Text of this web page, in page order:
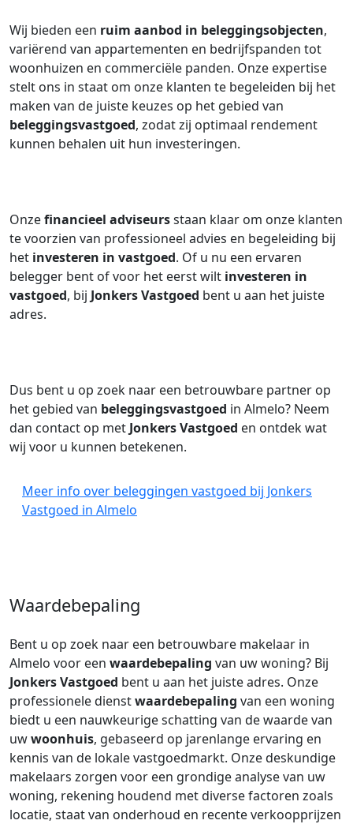
Wij bieden een ruim aanbod in beleggingsobjecten,
variërend van appartementen en bedrijfspanden tot
woonhuizen en commerciële panden. Onze expertise
stelt ons in staat om onze klanten te begeleiden bij het
maken van de juiste keuzes op het gebied van
beleggingsvastgoed, zodat zij optimaal rendement
kunnen behalen uit hun investeringen.
Onzefinancieel adviseursstaan klaar om onze klanten
te voorzien van professioneel advies en begeleiding bij
het investeren in vastgoed. Of u nu een ervaren
belegger bent of voor het eerst wilt investeren in
vastgoed, bij Jonkers Vastgoed bent u aan het juiste
adres.
Dus bent u op zoek naar een betrouwbare partner op
het gebied van beleggingsvastgoed in Almelo? Neem
dan contact op met Jonkers Vastgoed en ontdek wat
wij voor u kunnen betekenen.
Meer info over beleggingen vastgoed bij Jonkers
Vastgoed in Almelo
Waardebepaling
Bent u op zoek naar een betrouwbare makelaar in
Almelo voor een waardebepaling van uw woning? Bij
Jonkers Vastgoed bent u aan het juiste adres. Onze
professionele dienstwaardebepaling van een woning
biedt u een nauwkeurige schatting van de waarde van
uwwoonhuis, gebaseerd op jarenlange ervaring en
kennis van de lokale vastgoedmarkt. Onze deskundige
makelaars zorgen voor een grondige analyse van uw
woning, rekening houdend met diverse factoren zoals
locatie, staat van onderhoud en recente verkoopprijzen